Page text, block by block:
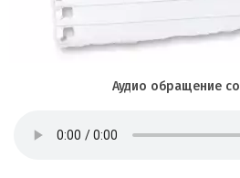
Аудио обращение